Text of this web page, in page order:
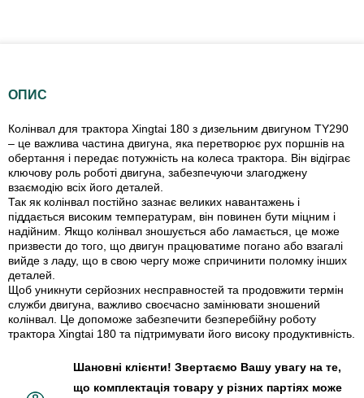
ОПИС
Колінвал для трактора Xingtai 180 з дизельним двигуном TY290
– це важлива частина двигуна, яка перетворює рух поршнів на
обертання і передає потужність на колеса трактора. Він відіграє
ключову роль роботі двигуна, забезпечуючи злагоджену
взаємодію всіх його деталей.
Так як колінвал постійно зазнає великих навантажень і
піддається високим температурам, він повинен бути міцним і
надійним. Якщо колінвал зношується або ламається, це може
призвести до того, що двигун працюватиме погано або взагалі
вийде з ладу, що в свою чергу може спричинити поломку інших
деталей.
Щоб уникнути серйозних несправностей та продовжити термін
служби двигуна, важливо своєчасно замінювати зношений
колінвал. Це допоможе забезпечити безперебійну роботу
трактора Xingtai 180 та підтримувати його високу продуктивність.
Шановні клієнти! Звертаємо Вашу увагу на те,
що комплектація товару у різних партіях може